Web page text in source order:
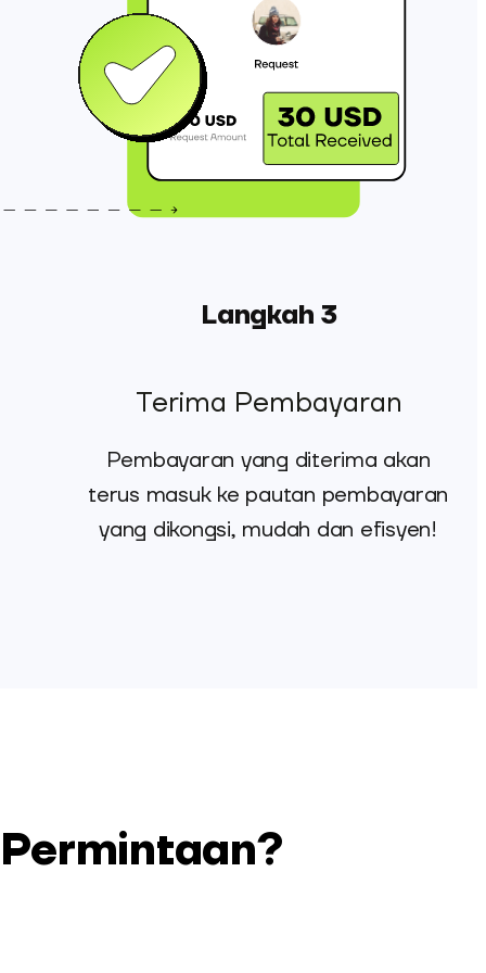
Langkah 3
Terima Pembayaran
Pembayaran yang diterima akan
terus masuk ke pautan pembayaran
yang dikongsi, mudah dan efisyen!